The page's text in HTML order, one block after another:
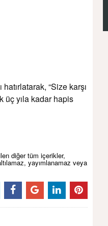
“Size karşı
üç yıla kadar hapis
diğer tüm içerikler,
yayımlanamaz veya